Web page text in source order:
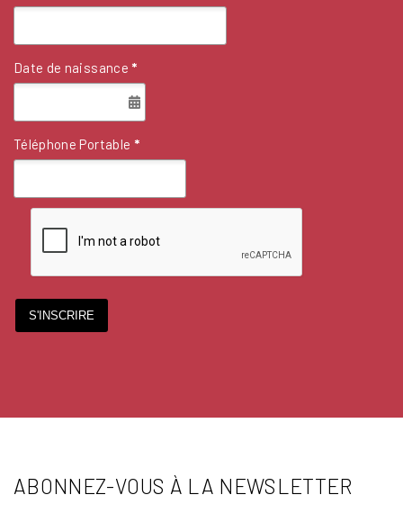
Date de naissance *
Téléphone Portable *
S'INSCRIRE
ABONNEZ-VOUS À LA NEWSLETTER